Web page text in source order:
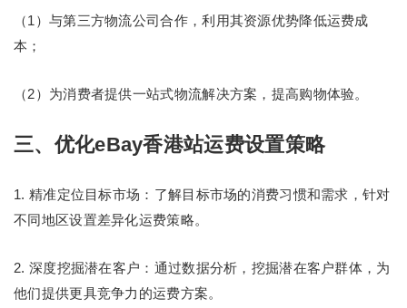
（1）与第三方物流公司合作，利用其资源优势降低运费成
本；
（2）为消费者提供一站式物流解决方案，提高购物体验。
三、优化eBay香港站运费设置策略
1. 精准定位目标市场：了解目标市场的消费习惯和需求，针对
不同地区设置差异化运费策略。
2. 深度挖掘潜在客户：通过数据分析，挖掘潜在客户群体，为
他们提供更具竞争力的运费方案。